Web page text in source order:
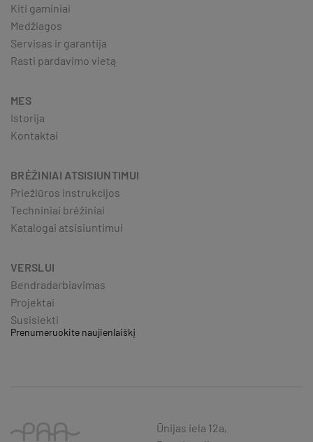
Kiti gaminiai
Medžiagos
Servisas ir garantija
Rasti pardavimo vietą
MES
Istorija
Kontaktai
BRĖŽINIAI ATSISIUNTIMUI
Priežiūros instrukcijos
Techniniai brėžiniai
Katalogai atsisiuntimui
VERSLUI
Bendradarbiavimas
Projektai
Susisiekti
Prenumeruokite naujienlaiškį
Ūnijas iela 12a,